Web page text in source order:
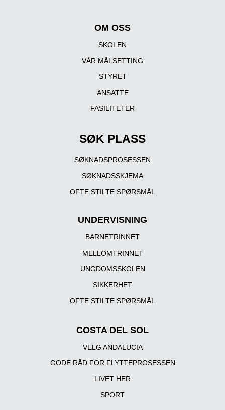
OM OSS
SKOLEN
VÅR MÅLSETTING
STYRET
ANSATTE
FASILITETER
SØK PLASS
SØKNADSPROSESSEN
SØKNADSSKJEMA
OFTE STILTE SPØRSMÅL
UNDERVISNING
BARNETRINNET
MELLOMTRINNET
UNGDOMSSKOLEN
SIKKERHET
OFTE STILTE SPØRSMÅL
COSTA DEL SOL
VELG ANDALUCIA
GODE RÅD FOR FLYTTEPROSESSEN
LIVET HER
SPORT